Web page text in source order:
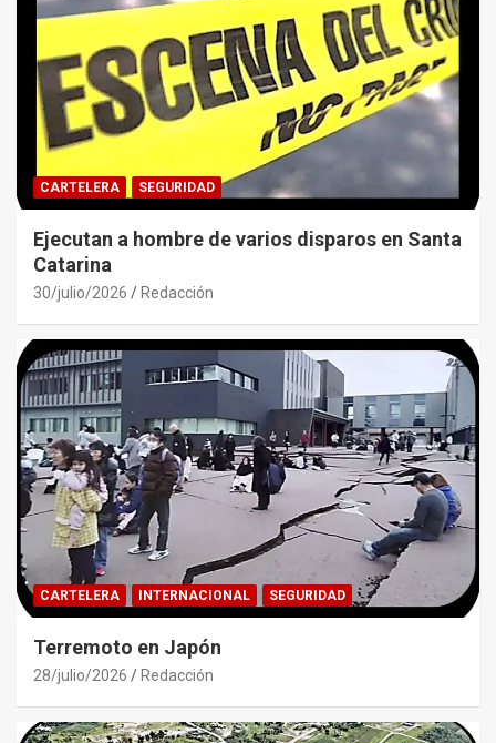
CARTELERA SEGURIDAD
Ejecutan a hombre de varios disparos en Santa
Catarina
30/julio/2026 Redacción
CARTELERA INTERNACIONAL SEGURIDAD
Terremoto en Japón
28/julio/2026 Redacción